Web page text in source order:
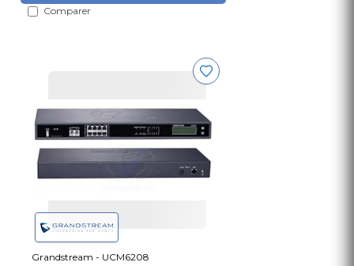
Comparer
Grandstream - UCM6208